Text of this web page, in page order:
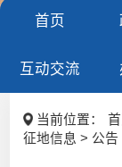
首页
互动交流
当前位置：
征地信息 > 公告